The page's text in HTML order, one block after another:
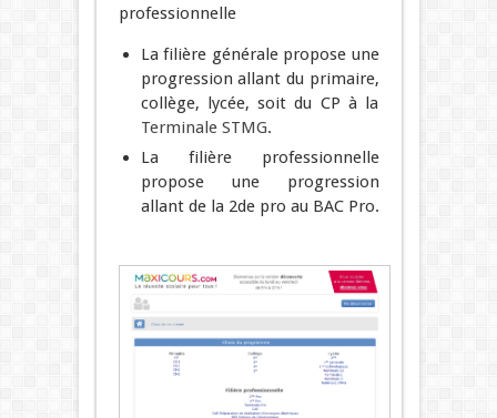
professionnelle
La filière générale propose une
progression allant du primaire,
collège, lycée, soit du CP à la
Terminale STMG.
La filière professionnelle
propose une progression
allant de la 2de pro au BAC Pro.